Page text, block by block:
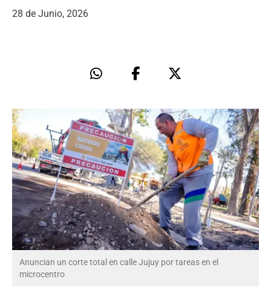
28 de Junio, 2026
Anuncian un corte total en calle Jujuy por tareas en el
microcentro